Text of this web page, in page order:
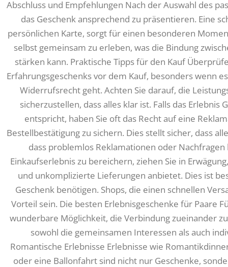
Abschluss und Empfehlungen Nach der Auswahl des
das Geschenk ansprechend zu präsentieren. Eine
persönlichen Karte, sorgt für einen besonderen
selbst gemeinsam zu erleben, was die Bindung
stärken kann. Praktische Tipps für den Kauf
Erfahrungsgeschenks vor dem Kauf, besonders wenn
Widerrufsrecht geht. Achten Sie darauf, die
sicherzustellen, dass alles klar ist. Falls das Erlebnis
entspricht, haben Sie oft das Recht auf eine
Bestellbestätigung zu sichern. Dies stellt sicher, dass
dass problemlos Reklamationen oder
Einkaufserlebnis zu bereichern, ziehen Sie in
und unkomplizierte Lieferungen anbietet. Dies ist
Geschenk benötigen. Shops, die einen schnellen
Vorteil sein. Die besten Erlebnisgeschenke für Paare
wunderbare Möglichkeit, die Verbindung zueinander
sowohl die gemeinsamen Interessen als auch
Romantische Erlebnisse Erlebnisse wie
oder eine Ballonfahrt sind nicht nur Geschenke,